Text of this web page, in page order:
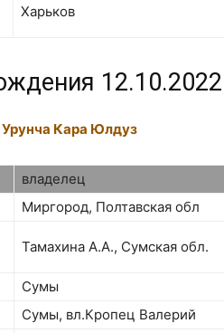
Харьков
12.10.2022
Урунча Кара Юлдуз
владелец
Миргород, Полтавская обл
Тамахина А.А., Сумская обл.
Сумы
Сумы, вл.Кропец Валерий